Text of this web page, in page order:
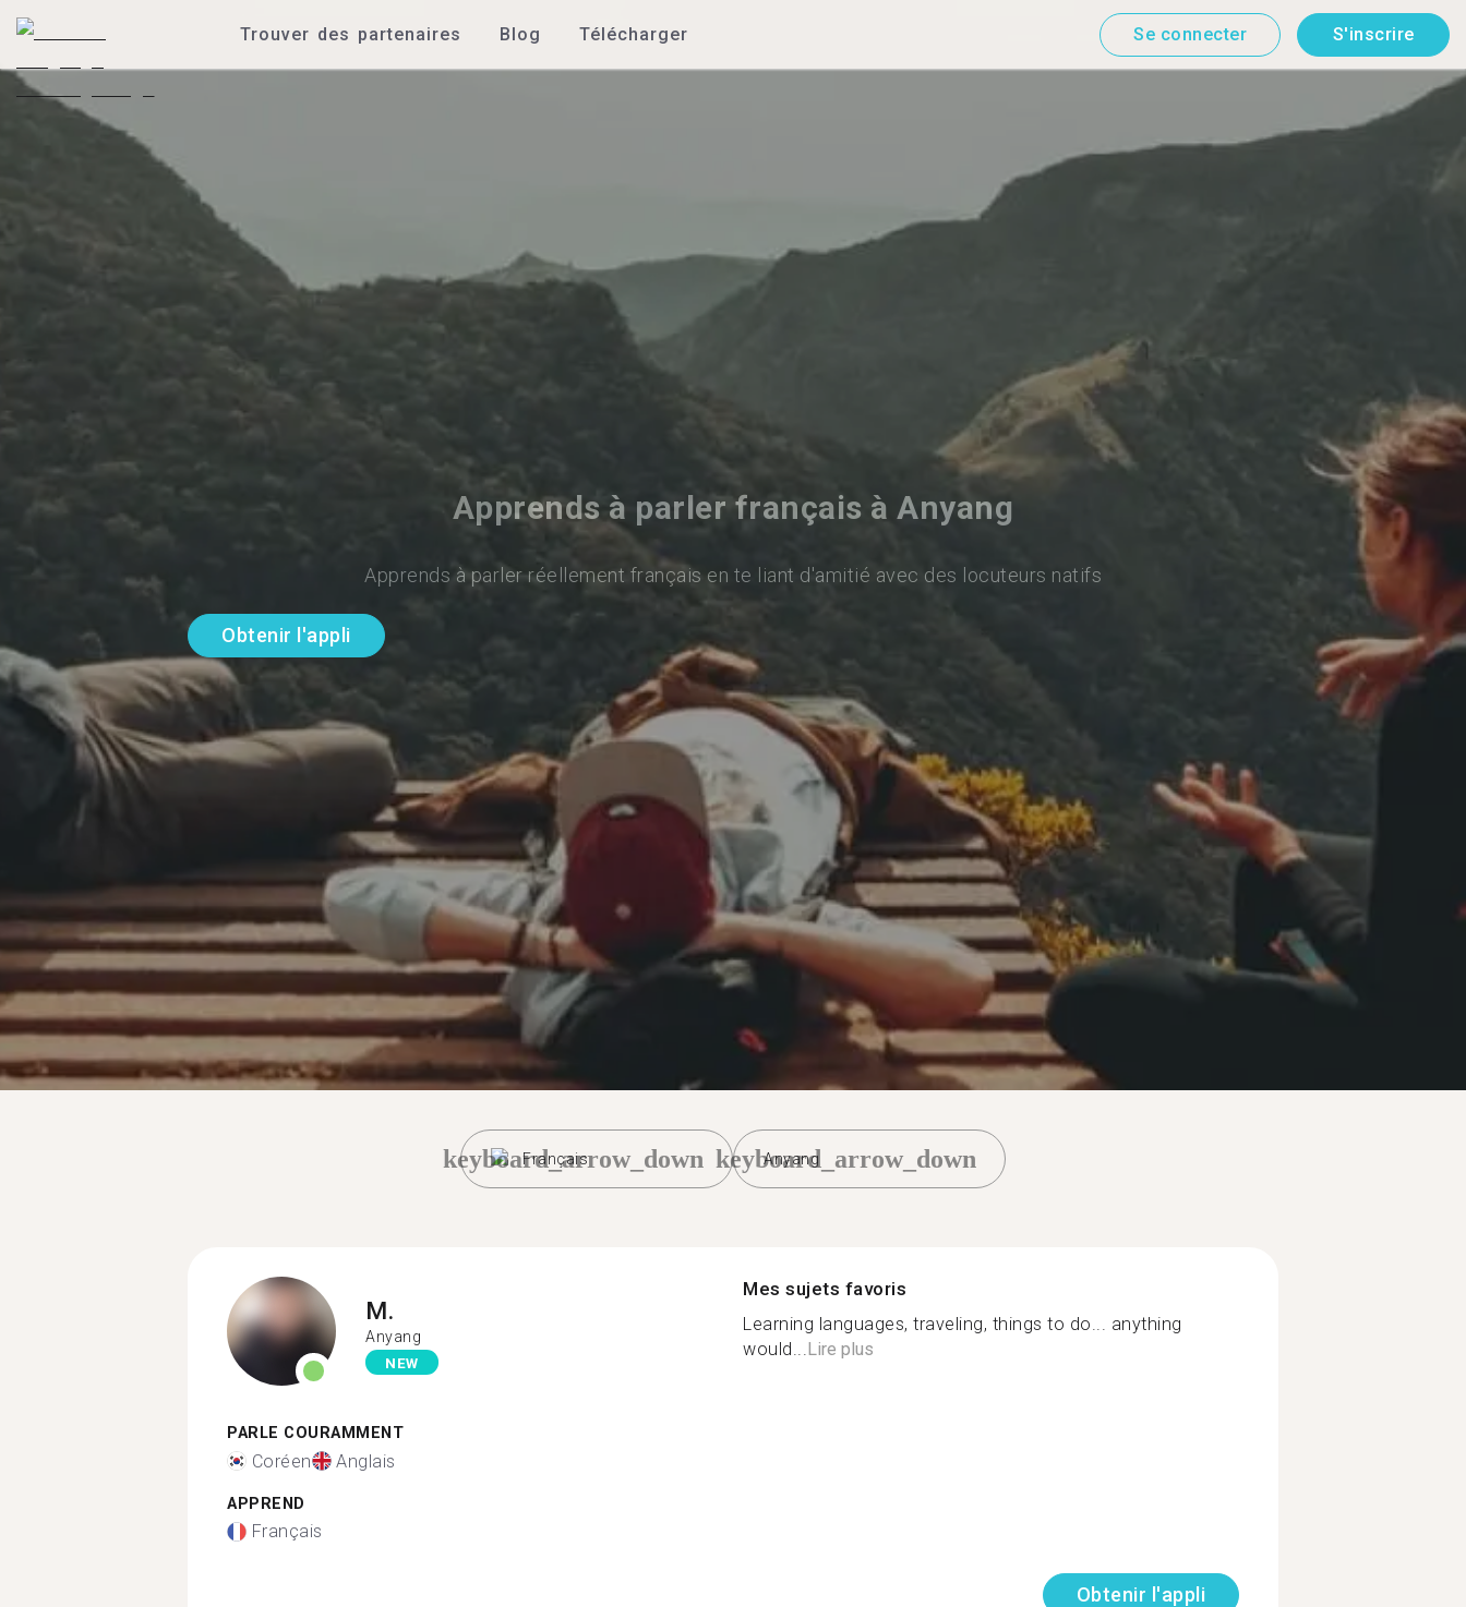
Trouver des partenaires Blog Télécharger Se connecter S'inscrire
Apprends à parler français à Anyang
Apprends à parler réellement français en te liant d'amitié avec des locuteurs natifs
Obtenir l'appli
Français
keyboard_arrow_down Anyang
keyboard_arrow_down
M.
Anyang
NEW
PARLE COURAMMENT
Coréen Anglais
APPREND
Français
Mes sujets favoris
Learning languages, traveling, things to do... anything
would...Lire plus
Obtenir l'appli